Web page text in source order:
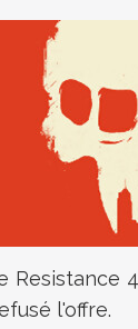
Resistance
l'offre.